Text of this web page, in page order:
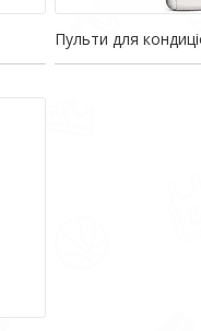
Пульти для